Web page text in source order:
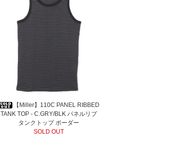
【Miller】110C PANEL RIBBED
TANK TOP - C.GRY/BLK パネルリブ
タンクトップ ボーダー
SOLD OUT